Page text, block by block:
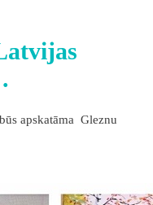
apskatāma Gleznu